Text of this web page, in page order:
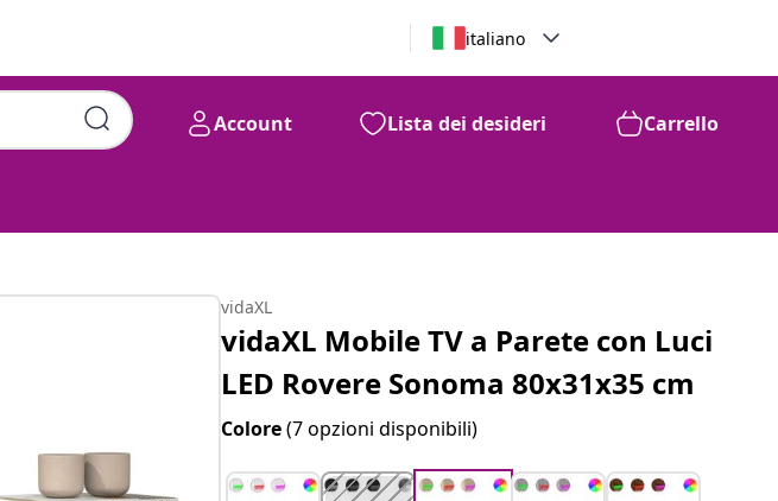
italiano
Account Lista dei desideri Carrello
vidaXL
vidaXL Mobile TV a Parete con Luci
LED Rovere Sonoma 80x31x35 cm
Colore(7 opzioni disponibili)